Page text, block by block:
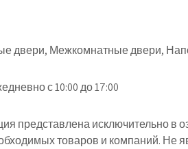
двери, Межкомнатные двери,
с 10:00 до 17:00
представлена исключительно в
товаров и компаний.